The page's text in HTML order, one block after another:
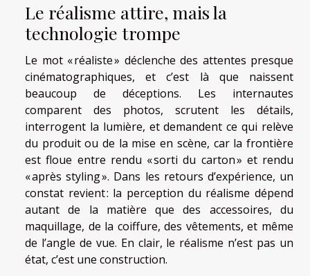
Le réalisme attire, mais la
technologie trompe
Le mot « réaliste » déclenche des attentes presque
cinématographiques, et c’est là que naissent
beaucoup de déceptions. Les internautes
comparent des photos, scrutent les détails,
interrogent la lumière, et demandent ce qui relève
du produit ou de la mise en scène, car la frontière
est floue entre rendu « sorti du carton » et rendu
« après styling ». Dans les retours d’expérience, un
constat revient : la perception du réalisme dépend
autant de la matière que des accessoires, du
maquillage, de la coiffure, des vêtements, et même
de l’angle de vue. En clair, le réalisme n’est pas un
état, c’est une construction.